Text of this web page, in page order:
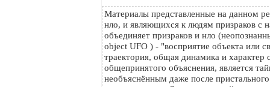
Материалы представленные на данном
нло, и являющихся к людям призраков с
объединяет призраков и нло
object UFO ) - "восприятие объекта или
траектория, общая динамика и характер
общепринятого объяснения, является
необъяснённым даже после